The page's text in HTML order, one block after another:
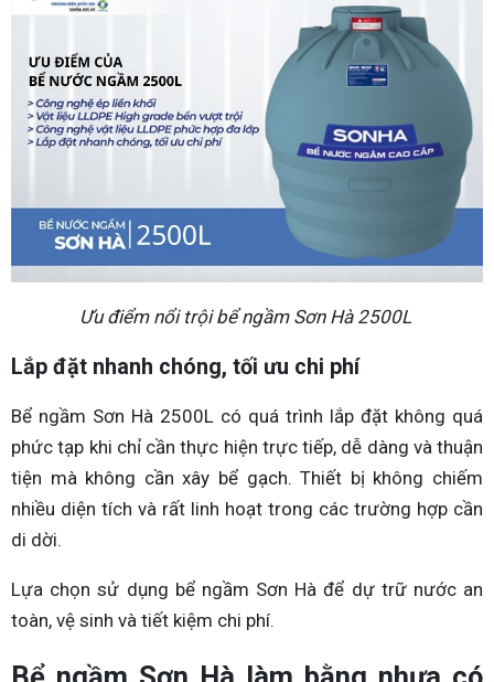
Ưu điểm nổi trội bể ngầm Sơn Hà 2500L
Lắp đặt nhanh chóng, tối ưu chi phí
Bể ngầm Sơn Hà 2500L có quá trình lắp đặt không quá
phức tạp khi chỉ cần thực hiện trực tiếp, dễ dàng và thuận
tiện mà không cần xây bể gạch. Thiết bị không chiếm
nhiều diện tích và rất linh hoạt trong các trường hợp cần
di dời.
Lựa chọn sử dụng bể ngầm Sơn Hà để dự trữ nước an
toàn, vệ sinh và tiết kiệm chi phí.